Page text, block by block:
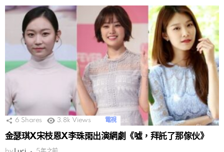
6 Shares 3.8k Views 電視
金瑟琪X宋枝恩X李珠雨出演網劇《噓，拜託了那傢伙》